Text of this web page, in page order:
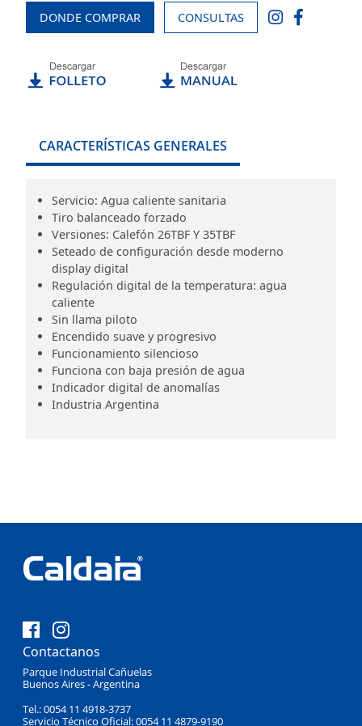
DONDE COMPRAR CONSULTAS
CARACTERÍSTICAS GENERALES
Servicio: Agua caliente sanitaria
Tiro balanceado forzado
Versiones: Calefón 26TBF Y 35TBF
Seteado de configuración desde moderno
display digital
Regulación digital de la temperatura: agua
caliente
Sin llama piloto
Encendido suave y progresivo
Funcionamiento silencioso
Funciona con baja presión de agua
Indicador digital de anomalías
Industria Argentina
Contactanos
Parque Industrial Cañuelas
Buenos Aires - Argentina
Tel.: 0054 11 4918-3737
Servicio Técnico Oficial: 0054 11 4879-9190